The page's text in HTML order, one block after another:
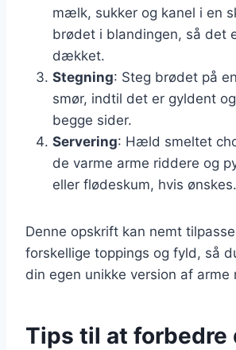
mælk, sukker og kanel i en
brødet i blandingen, så det
dækket.
Stegning: Steg brødet på
smør, indtil det er gyldent
begge sider.
Servering: Hæld smeltet
de varme arme riddere og
eller flødeskum, hvis ønskes.
Denne opskrift kan nemt
forskellige toppings og fyld, så
din egen unikke version af arme
Tips til at forbedre